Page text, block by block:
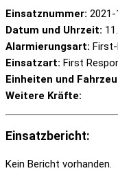
Einsatznummer: 2021-
Datum und Uhrzeit:
Alarmierungsart:
Einsatzart: First
Einheiten und
Weitere Kräfte:
Einsatzbericht:
Kein Bericht vorhanden.